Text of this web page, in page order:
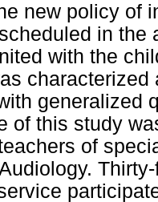
new policy of
in the
with the
generalized
of this study
of